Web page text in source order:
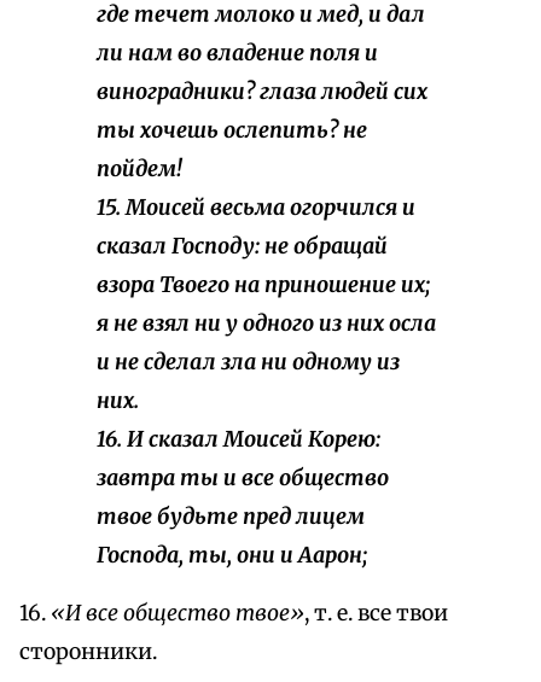
где течет молоко и мед, и дал
ли нам во владение поля и
виноградники? глаза людей сих
ты хочешь ослепить? не
пойдем!
15. Моисей весьма огорчился и
сказал Господу: не обращай
взора Твоего на приношение их;
я не взял ни у одного из них осла
и не сделал зла ни одному из
них.
16. И сказал Моисей Корею:
завтра ты и все общество
твое будьте пред лицем
Господа, ты, они и Аарон;
16. «И все общество твое», т. е. все твои
сторонники.